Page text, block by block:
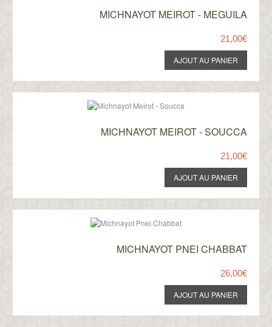
MICHNAYOT MEIROT - MEGUILA
21,00€
MICHNAYOT MEIROT - SOUCCA
21,00€
MICHNAYOT PNEI CHABBAT
26,00€